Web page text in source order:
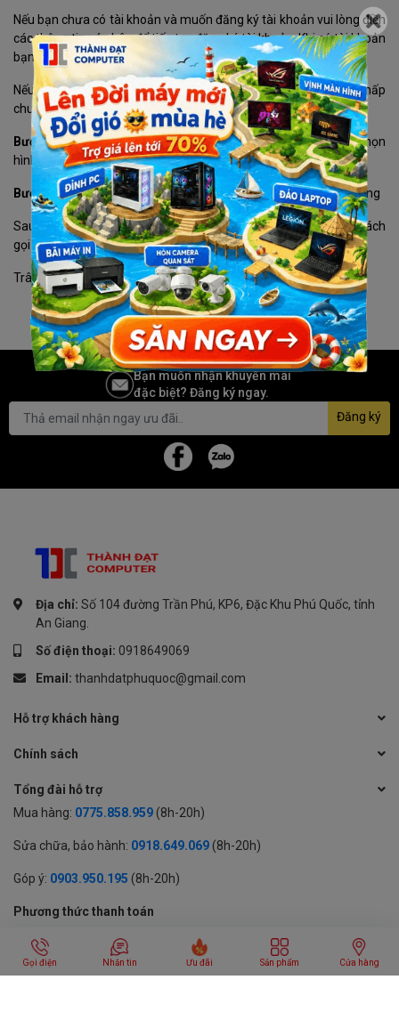
Nếu bạn chưa có tài khoản và muốn đăng ký tài khoản vui lòng điền
các thông tin cá nhân để tiếp tục đăng ký tài khoản. Khi có tài khoản
bạn sẽ dễ dàng theo dõi được đơn hàng của mình
Nếu bạn muốn mua hàng mà không cần tài khoản vui lòng nhấp
chuột vào mục đặt hàng không cần tài khoản
Bước 4:Điền các thông tin của bạn để nhận đơn hàng, lựa chọn
hình thức thanh toán và vận chuyển cho đơn hàng của mình
Bước 5: Xem lại thông tin đặt hàng, điền chú thích và gửi đơn hàng
Sau khi nhận được đơn hàng bạn gửi chúng tôi sẽ liên hệ bằng cách
gọi điện lại để xác nhận lại đơn hàng và địa chỉ của bạn.
Trân trọng cảm ơn.
Bạn muốn nhận khuyến mãi
đặc biệt? Đăng ký ngay.
Đăng ký
Địa chỉ: Số 104 đường Trần Phú, KP6, Đặc Khu Phú Quốc, tỉnh
An Giang.
Số điện thoại: 0918649069
Email: thanhdatphuquoc@gmail.com
Hỗ trợ khách hàng
Chính sách
Tổng đài hỗ trợ
Mua hàng: 0775.858.959 (8h-20h)
Sửa chữa, bảo hành: 0918.649.069 (8h-20h)
Góp ý: 0903.950.195 (8h-20h)
Phương thức thanh toán
Gọi điện Nhắn tin Ưu đãi Sản phẩm Cửa hàng